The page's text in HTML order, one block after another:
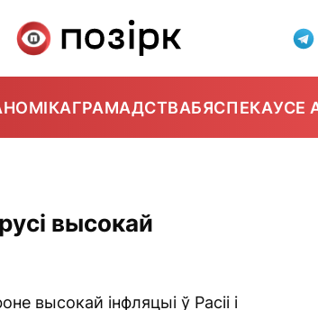
ГРАМАДСТВАБЯСПЕКАУСЕ
высокай
высокай інфляцыі ў Расіі і